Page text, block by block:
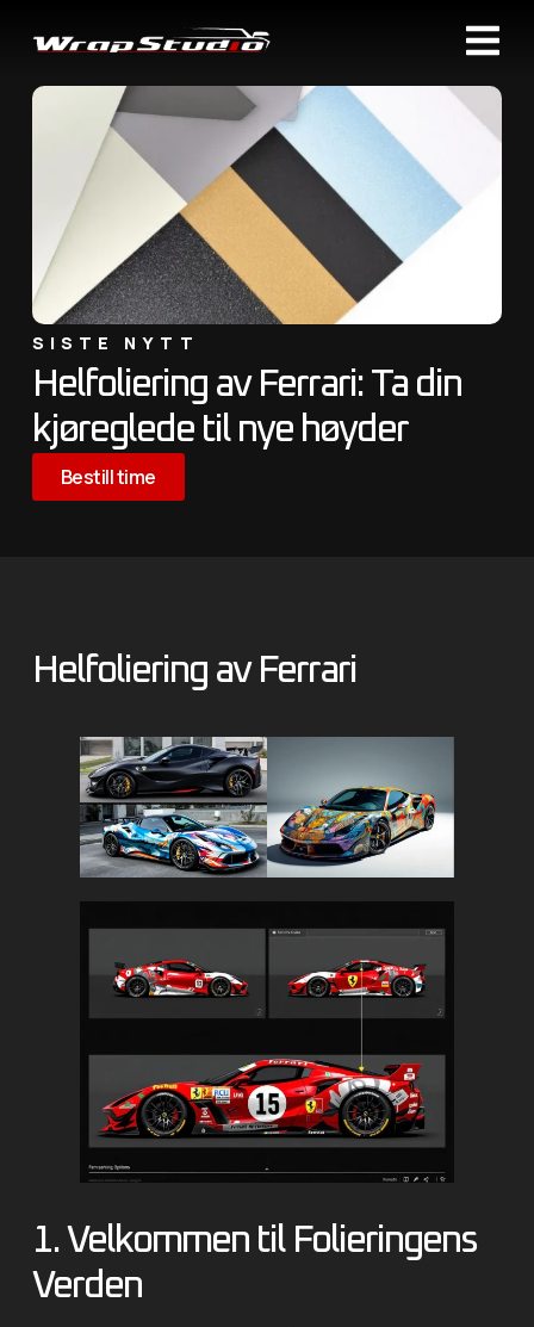
SISTE NYTT
Helfoliering av Ferrari: Ta din
kjøreglede til nye høyder
Bestill time
Helfoliering av Ferrari
1. Velkommen til Folieringens
Verden